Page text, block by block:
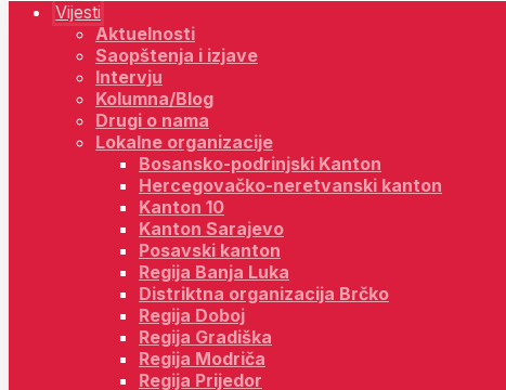
Vijesti
Aktuelnosti
Saopštenja i izjave
Intervju
Kolumna/Blog
Drugi o nama
Lokalne organizacije
Bosansko-podrinjski Kanton
Hercegovačko-neretvanski kanton
Kanton 10
Kanton Sarajevo
Posavski kanton
Regija Banja Luka
Distriktna organizacija Brčko
Regija Doboj
Regija Gradiška
Regija Modriča
Regija Prijedor